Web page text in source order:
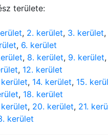
területe:
, 2. kerület, 3. kerület,
, 6. kerület
, 8. kerület, 9. kerület,
, 12. kerület
kerület, 14. kerület, 15.
, 18. kerület
kerület, 20. kerület, 21.
kerület